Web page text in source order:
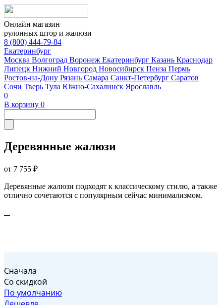
Онлайн магазин
рулонных штор и жалюзи
8 (800) 444-79-84
Екатеринбург
Москва Волгоград Воронеж Екатеринбург Казань Краснодар
Липецк Нижний Новгород Новосибирск Пенза Пермь
Ростов-на-Дону Рязань Самара Санкт-Петербург Саратов
Сочи Тверь Тула Южно-Сахалинск Ярославль
0
В корзину 0
Деревянные жалюзи
от 7 755 ₽
Деревянные жалюзи подходят к классическому стилю, а также
отлично сочетаются с популярным сейчас минимализмом.
Сначала
Со скидкой
По умолчанию